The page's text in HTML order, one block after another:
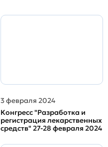
3 февраля 2024
Конгресс "Разработка и
регистрация лекарственных
средств" 27-28 февраля 2024